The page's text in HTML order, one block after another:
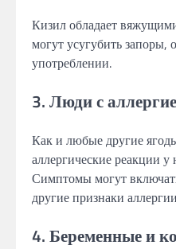
Кизил обладает
могут усугубить запоры,
употреблении.
3. Люди с
Как и любые другие
аллергические реакции
Симптомы могут
другие признаки
4. Беременные и